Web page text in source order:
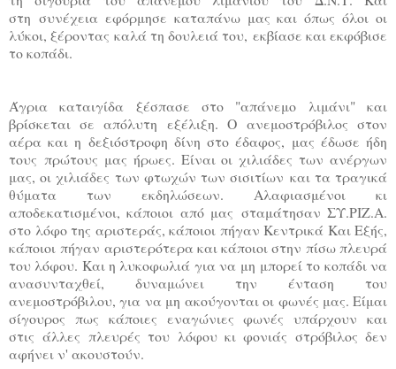
στη συνέχεια εφόρμησε καταπάνω μας και όπως όλοι οι
λύκοι, ξέροντας καλά τη δουλειά του, εκβίασε και εκφόβισε
το κοπάδι.
Άγρια καταιγίδα ξέσπασε στο "απάνεμο λιμάνι" και
βρίσκεται σε απόλυτη εξέλιξη. Ο ανεμοστρόβιλος στον
αέρα και η δεξιόστροφη δίνη στο έδαφος, μας έδωσε ήδη
τους πρώτους μας ήρωες. Είναι οι χιλιάδες των ανέργων
μας, οι χιλιάδες των φτωχών των σισιτίων και τα τραγικά
θύματα των εκδηλώσεων. Αλαφιασμένοι κι
αποδεκατισμένοι, κάποιοι από μας σταμάτησαν ΣΥ.ΡΙΖ.Α.
στο λόφο της αριστεράς, κάποιοι πήγαν Κεντρικά Και Εξής,
κάποιοιπήγαν αριστερότερα και κάποιοι στην πίσω πλευρά
του λόφου. Και η λυκοφωλιά για να μη μπορεί το κοπάδι να
ανασυνταχθεί, δυναμώνει την ένταση του
ανεμοστρόβιλου, για να μη ακούγονται οι φωνές μας. Είμαι
σίγουρος πως κάποιες εναγώνιες φωνές υπάρχουν και
στιςάλλες πλευρές του λόφου κι φονιάς στρόβιλος δεν
αφήνει ν' ακουστούν.